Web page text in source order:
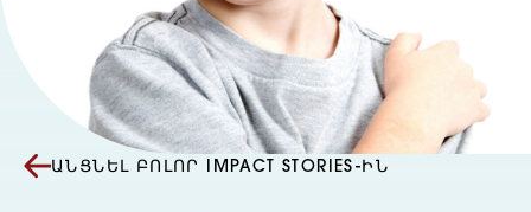
ԱՆՑՆԵԼ ԲՈԼՈՐ IMPACT STORIES-ԻՆ